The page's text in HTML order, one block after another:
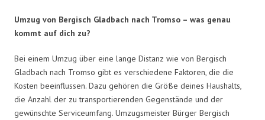
Umzug von Bergisch Gladbach nach Tromso – was genau
kommt auf dich zu?
Bei einem Umzug über eine lange Distanz wie von Bergisch
Gladbach nach Tromso gibt es verschiedene Faktoren, die die
Kosten beeinflussen. Dazu gehören die Größe deines Haushalts,
die Anzahl der zu transportierenden Gegenstände und der
gewünschte Serviceumfang. Umzugsmeister Bürger Bergisch